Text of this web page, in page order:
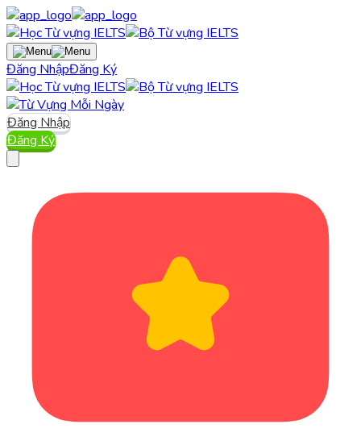
Đăng NhậpĐăng Ký
Đăng Nhập
Đăng Ký